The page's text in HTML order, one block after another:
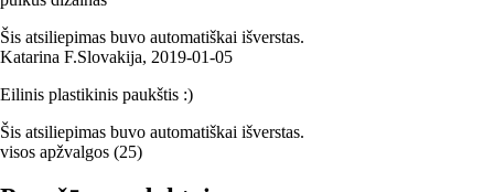
Šis atsiliepimas buvo automatiškai išverstas.
Katarina F.Slovakija, 2019‑01‑05
Eilinis plastikinis paukštis :)
Šis atsiliepimas buvo automatiškai išverstas.
visos apžvalgos (25)